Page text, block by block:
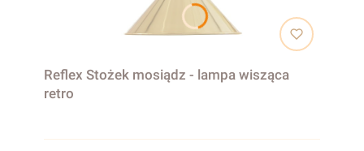
Reflex Stożek mosiądz - lampa wisząca
retro